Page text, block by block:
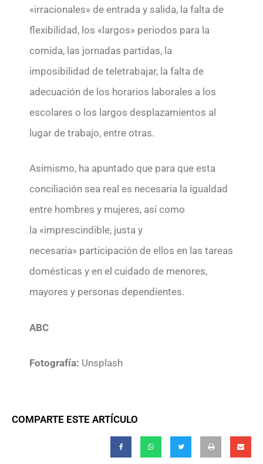
«irracionales» de entrada y salida, la falta de
flexibilidad, los «largos» periodos para la
comida, las jornadas partidas, la
imposibilidad de teletrabajar, la falta de
adecuación de los horarios laborales a los
escolares o los largos desplazamientos al
lugar de trabajo, entre otras.
Asimismo, ha apuntado que para que esta
conciliación sea real es necesaria la igualdad
entre hombres y mujeres, así como
la «imprescindible, justa y
necesaria» participación de ellos en las tareas
domésticas y en el cuidado de menores,
mayores y personas dependientes.
ABC
Fotografía: Unsplash
COMPARTE ESTE ARTÍCULO